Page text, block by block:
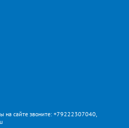
на сайте звоните: +79222307040,